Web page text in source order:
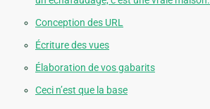
Conception des URL
Écriture des vues
Élaboration de vos gabarits
Ceci n’est que la base